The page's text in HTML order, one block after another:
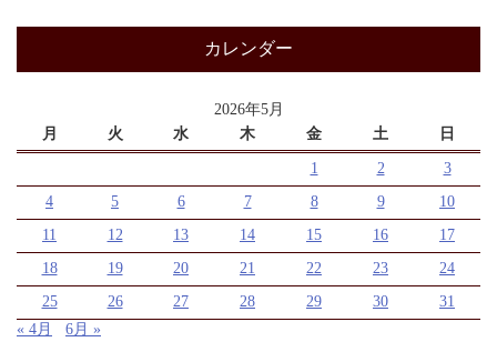
カレンダー
2026年5月
月
火 水 木 金 土 日
1 2
3
4
5 6 7 8 9
10
11
12 13 14 15 16
17
18
19 20 21 22 23
24
25
26 27 28 29 30
31
« 4月
6月 »